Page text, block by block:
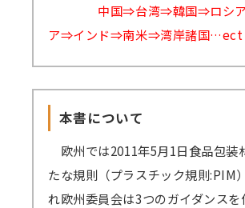
中国⇒台湾⇒韓国⇒ロシア
ア⇒インド⇒南米⇒湾岸諸国…ect
本書について
欧州では2011年5月1日食品包装
たな規則（プラスチック規則:PIM
れ欧州委員会は3つのガイダンスを